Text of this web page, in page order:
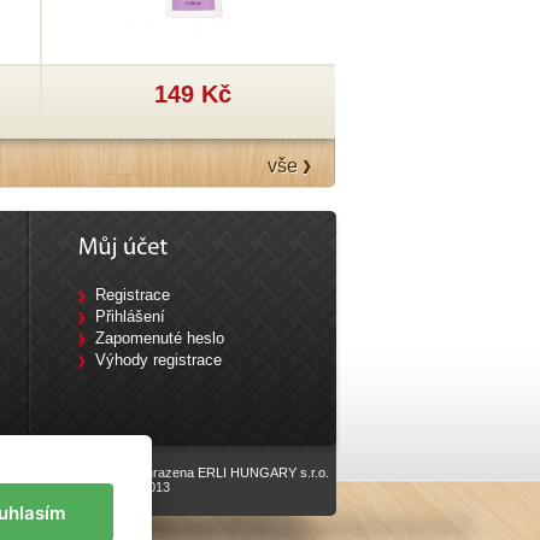
149 Kč
vše
Registrace
Přihlášení
Zapomenuté heslo
Výhody registrace
Všechna práva vyhrazena ERLI HUNGARY s.r.o.
vyrobiloEline.cz , 2013